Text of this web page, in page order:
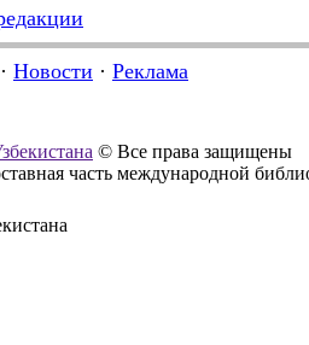
· Новости · Реклама
© Все права защищены
часть международной